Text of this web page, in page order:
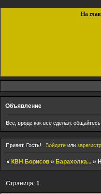
На
Объявление
Все, вроде как все сделал.
Привет, Гость! Войдитеили
» КВН Борисов » Барахолка... »
Страница:1